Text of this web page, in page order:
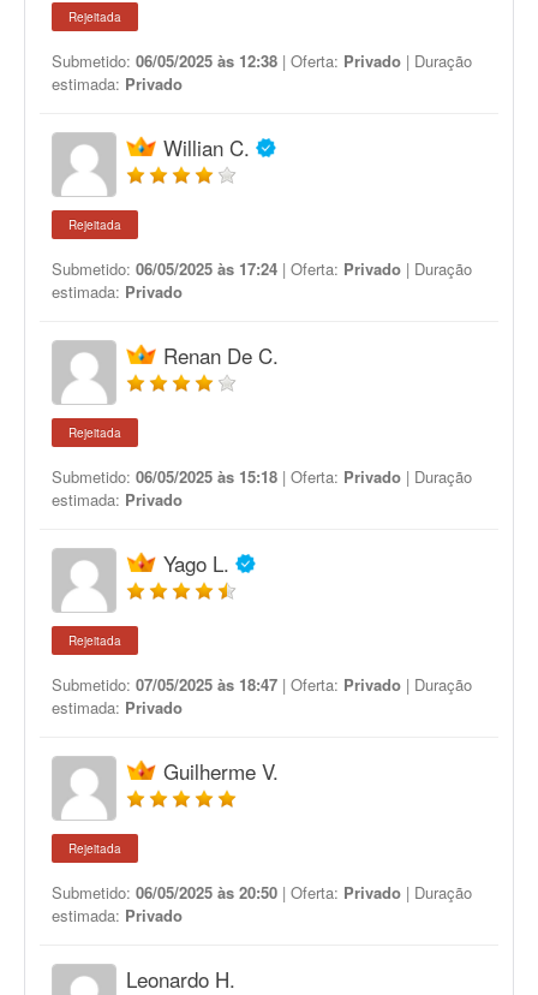
Rejeitada
Submetido: 06/05/2025 às 12:38 | Oferta: Privado | Duração
estimada: Privado
Willian C.
Rejeitada
Submetido: 06/05/2025 às 17:24 | Oferta: Privado | Duração
estimada: Privado
Renan De C.
Rejeitada
Submetido: 06/05/2025 às 15:18 | Oferta: Privado | Duração
estimada: Privado
Yago L.
Rejeitada
Submetido: 07/05/2025 às 18:47 | Oferta: Privado | Duração
estimada: Privado
Guilherme V.
Rejeitada
Submetido: 06/05/2025 às 20:50 | Oferta: Privado | Duração
estimada: Privado
Leonardo H.